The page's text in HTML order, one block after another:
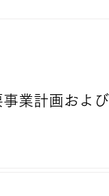
業計画およ